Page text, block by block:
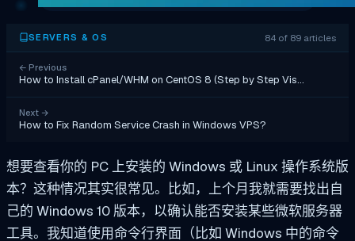
SERVERS & OS 84 of 89 articles
← Previous
How to Install cPanel/WHM on CentOS 8 (Step by Step Vis…
Next →
How to Fix Random Service Crash in Windows VPS?
想要查看你的 PC 上安装的 Windows 或 Linux 操作系统版
本？这种情况其实很常见。比如，上个月我就需要找出自
己的 Windows 10 版本，以确认能否安装某些微软服务器
工具。我知道使用命令行界面（比如 Windows 中的命令